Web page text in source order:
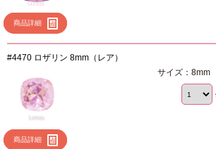
商品詳細
#4470 ロザリン 8mm（レア）
商品詳細
サイズ：8mm